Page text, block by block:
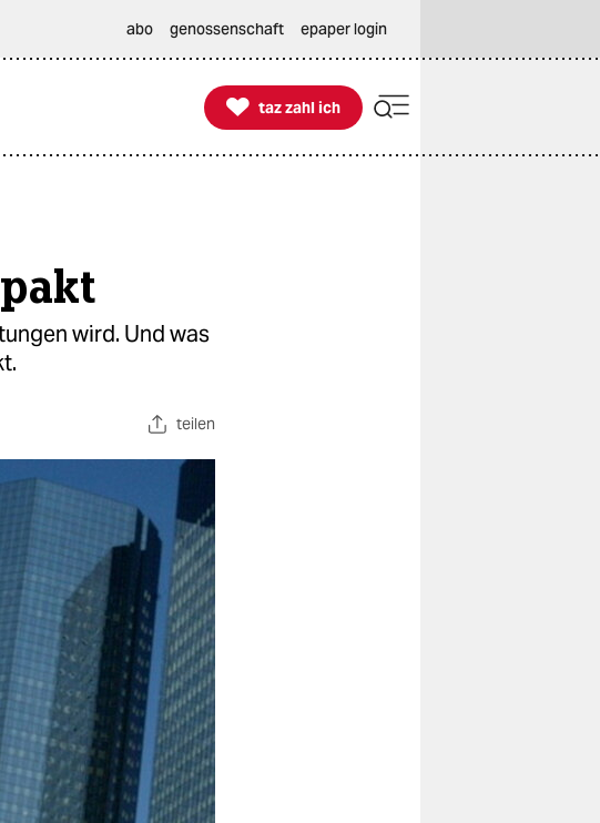
abo genossenschaft epaper login

taz zahl ich
taz zahl ich
wird. Und was
teilen